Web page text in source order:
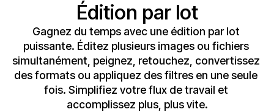
Édition par lot
Gagnez du temps avec une édition par lot
puissante. Éditez plusieurs images ou fichiers
simultanément, peignez, retouchez, convertissez
des formats ou appliquez des filtres en une seule
fois. Simplifiez votre flux de travail et
accomplissez plus, plus vite.